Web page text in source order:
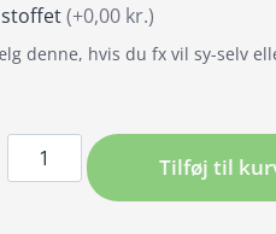
stoffet(+0,00 kr.)
denne, hvis du fx vil sy-selv
Badeforhæng
/
Bruseforhæng
Tilføj til